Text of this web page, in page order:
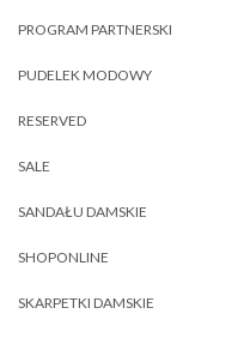
PROGRAM PARTNERSKI
PUDELEK MODOWY
RESERVED
SALE
SANDAŁU DAMSKIE
SHOPONLINE
SKARPETKI DAMSKIE